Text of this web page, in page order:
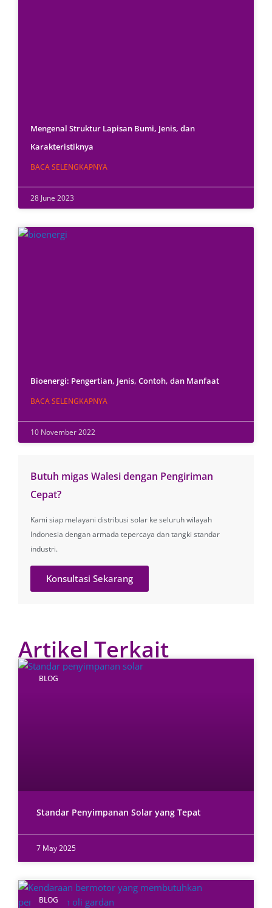
Mengenal Struktur Lapisan Bumi, Jenis, dan
Karakteristiknya
BACA SELENGKAPNYA
28 June 2023
Bioenergi: Pengertian, Jenis, Contoh, dan Manfaat
BACA SELENGKAPNYA
10 November 2022
Butuh migas Walesi dengan Pengiriman
Cepat?
Kami siap melayani distribusi solar ke seluruh wilayah
Indonesia dengan armada tepercaya dan tangki standar
industri.
Konsultasi Sekarang
Artikel Terkait
BLOG
Standar Penyimpanan Solar yang Tepat
7 May 2025
BLOG